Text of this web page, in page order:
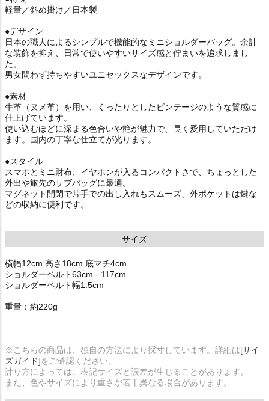
軽量／斜め掛け／日本製
●デザイン
日本の職人によるシンプルで機能的なミニショルダーバッグ。余計
な装飾を抑え、日常で使いやすいサイズ感と佇まいを追求しまし
た。
男女問わず持ちやすいユニセックスなデザインです。
●素材
牛革（ヌメ革）を用い、くったりとしたビンテージのような質感に
仕上げています。
使い込むほどに深まる色合いや艶が魅力で、長く愛用していただけ
ます。国内の丁寧な仕立てが光ります。
●スタイル
スマホとミニ財布、イヤホンが入るコンパクトさで、ちょっとした
外出や旅先のサブバッグに最適。
マグネット開閉で片手での出し入れもスムーズ、外ポケットは鍵な
どの収納に便利です。
サイズ
横幅12cm 高さ18cm 底マチ4cm
ショルダーベルト63cm - 117cm
ショルダーベルト幅1.5cm
重量：約220g
※こちらの商品は、独自の方法により採寸しています。詳細は[サイ
ズガイド]をご確認ください。
計り方によっては、表記サイズと誤差が生じることがあります。
また、色やサイズにより重さが若干異なる場合があります。